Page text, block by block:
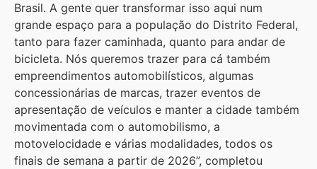
Brasil. A gente quer transformar isso aqui num
grande espaço para a população do Distrito Federal,
tanto para fazer caminhada, quanto para andar de
bicicleta. Nós queremos trazer para cá também
empreendimentos automobilísticos, algumas
concessionárias de marcas, trazer eventos de
apresentação de veículos e manter a cidade também
movimentada com o automobilismo, a
motovelocidade e várias modalidades, todos os
finais de semana a partir de 2026”, completou